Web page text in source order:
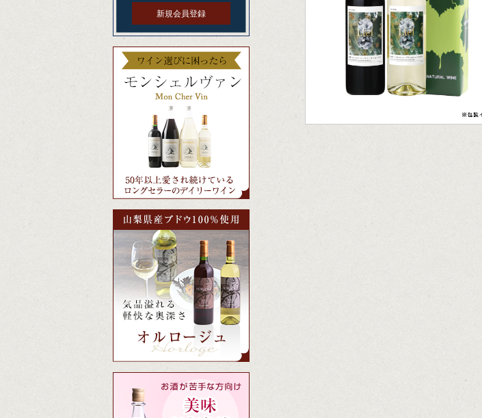
新規会員登録